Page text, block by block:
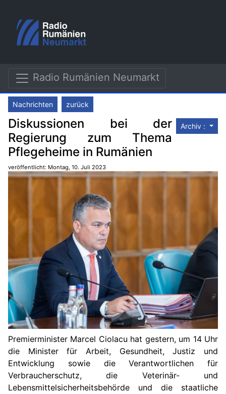
Radio Rumänien Neumarkt
Nachrichten zurück
Archiv :
Diskussionen bei der
Regierung zum Thema
Pflegeheime in Rumänien
veröffentlicht: Montag, 10. Juli 2023
Premierminister Marcel Ciolacu hat gestern, um 14 Uhr
die Minister für Arbeit, Gesundheit, Justiz und
Entwicklung sowie die Verantwortlichen für
Verbraucherschutz, die Veterinär- und
Lebensmittelsicherheitsbehörde und die staatliche